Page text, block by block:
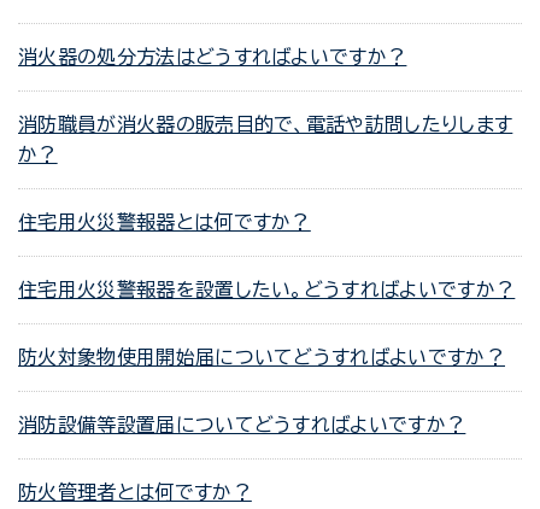
消火器の処分方法はどうすればよいですか？
消防職員が消火器の販売目的で、電話や訪問したりします
か？
住宅用火災警報器とは何ですか？
住宅用火災警報器を設置したい。どうすればよいですか？
防火対象物使用開始届についてどうすればよいですか？
消防設備等設置届についてどうすればよいですか？
防火管理者とは何ですか？